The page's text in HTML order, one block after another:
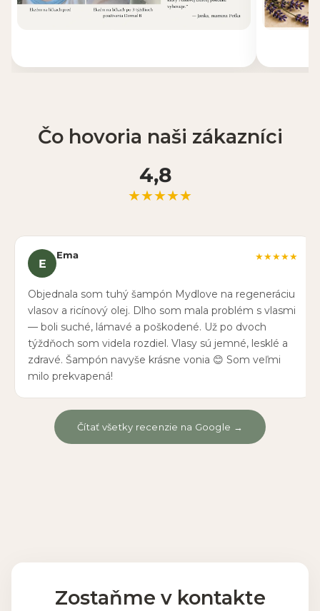
Čo hovoria naši zákazníci
4,8
★★★★★
E
Ema ★★★★★
Objednala som tuhý šampón Mydlove na regeneráciu
vlasov a ricínový olej. Dlho som mala problém s vlasmi
— boli suché, lámavé a poškodené. Už po dvoch
týždňoch som videla rozdiel. Vlasy sú jemné, lesklé a
zdravé. Šampón navyše krásne vonia 😊 Som veľmi
milo prekvapená!
Čítať všetky recenzie na Google →
Zostaňme v kontakte